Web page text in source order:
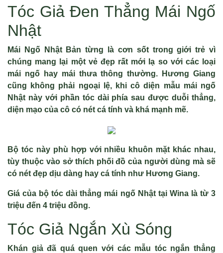
Tóc Giả Đen Thẳng Mái Ngố
Nhật
Mái Ngố Nhật Bản từng là cơn sốt trong giới trẻ vì
chúng mang lại một vẻ đẹp rất mới lạ so với các loại
mái ngố hay mái thưa thông thường. Hương Giang
cũng không phải ngoại lệ, khi cô diện mẫu mái ngố
Nhật này với phần tóc dài phía sau được duỗi thẳng,
diện mạo của cô có nét cá tính và khá mạnh mẽ.
Bộ tóc này phù hợp với nhiều khuôn mặt khác nhau,
tùy thuộc vào sở thích phối đồ của người dùng mà sẽ
có nét đẹp dịu dàng hay cá tính như Hương Giang.
Giá của bộ tóc dài thẳng mái ngố Nhật tại Wina là từ 3
triệu đến 4 triệu đồng.
Tóc Giả Ngắn Xù Sóng
Khán giả đã quá quen với các mẫu tóc ngắn thẳng